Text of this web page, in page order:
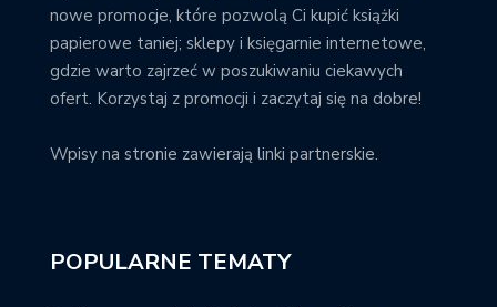
nowe promocje, które pozwolą Ci kupić książki
papierowe taniej; sklepy i księgarnie internetowe,
gdzie warto zajrzeć w poszukiwaniu ciekawych
ofert. Korzystaj z promocji i zaczytaj się na dobre!
Wpisy na stronie zawierają linki partnerskie.
POPULARNE TEMATY